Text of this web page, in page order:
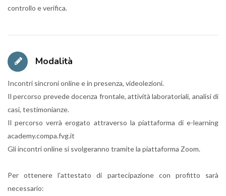
controllo e verifica.
Modalità
Incontri sincroni online e in presenza, videolezioni.
Il percorso prevede docenza frontale, attività laboratoriali, analisi di
casi, testimonianze.
Il percorso verrà erogato attraverso la piattaforma di e-learning
academy.compa.fvg.it
Gli incontri online si svolgeranno tramite la piattaforma Zoom.
Per ottenere l'attestato di partecipazione con profitto sarà
necessario: